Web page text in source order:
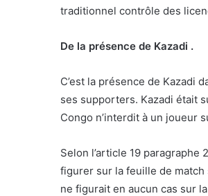
traditionnel contrôle des
De la présence de Kazadi .
C’est la présence de Kazadi
ses supporters. Kazadi était
Congo n’interdit à un joueur
Selon l’article 19
figurer sur la feuille de match
ne figurait en aucun cas sur